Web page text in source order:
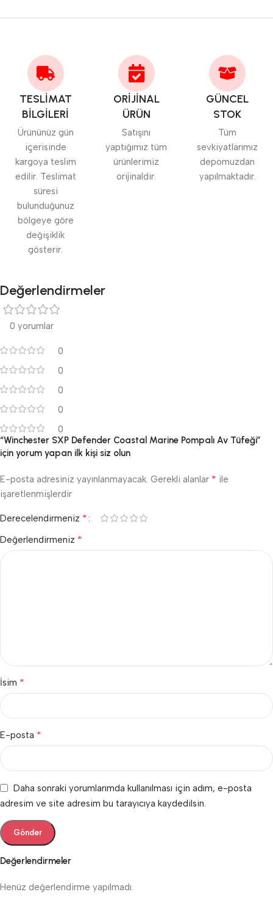
TESLİMAT
BİLGİLERİ
Ürününüz gün
içerisinde
kargoya teslim
edilir. Teslimat
süresi
bulunduğunuz
bölgeye göre
değişiklik
gösterir.
ORİJİNAL
ÜRÜN
Satışını
yaptığımız tüm
ürünlerimiz
orijinaldir.
GÜNCEL
STOK
Tüm
sevkiyatlarımız
depomuzdan
yapılmaktadır.
Değerlendirmeler
0 yorumlar
0
0
0
0
0
Değerlendirmeler
Henüz değerlendirme yapılmadı.
“Winchester SXP Defender Coastal Marine Pompalı Av Tüfeği”
için yorum yapan ilk kişi siz olun
E-posta adresiniz yayınlanmayacak. Gerekli alanlar * ile
işaretlenmişlerdir
Derecelendirmeniz *
Değerlendirmeniz *
İsim *
E-posta *
Daha sonraki yorumlarımda kullanılması için adım, e-posta
adresim ve site adresim bu tarayıcıya kaydedilsin.